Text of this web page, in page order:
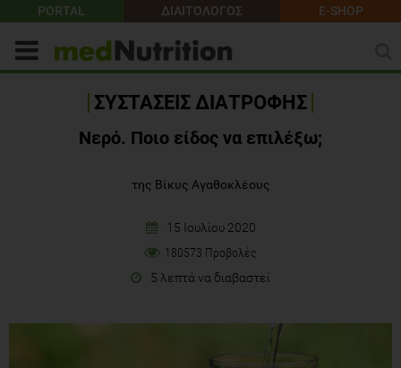
PORTAL ΔΙΑΙΤΟΛΟΓΟΣ E-SHOP
ΣΥΣΤΑΣΕΙΣ ΔΙΑΤΡΟΦΗΣ
Νερό. Ποιο είδος να επιλέξω;
της Βίκυς Αγαθοκλέους
15 Ιουλίου 2020
180573 Προβολές
5 λεπτά να διαβαστεί